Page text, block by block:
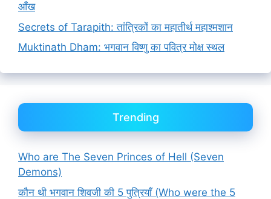
आँख
Secrets of Tarapith: तांत्रिकों का महातीर्थ महाश्मशान
Muktinath Dham: भगवान विष्णु का पवित्र मोक्ष स्थल
Trending
Who are The Seven Princes of Hell (Seven
Demons)
कौन थी भगवान शिवजी की 5 पुत्रियाँ (Who were the 5